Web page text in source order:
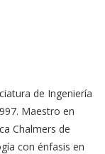
de Ingeniería
Maestro en
Chalmers de
con énfasis en